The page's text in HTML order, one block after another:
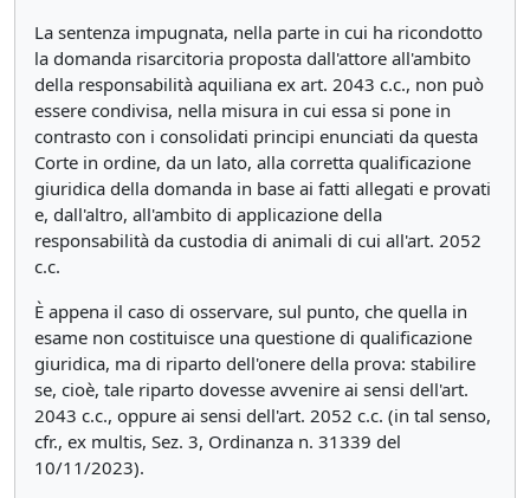
La sentenza impugnata, nella parte in cui ha ricondotto
la domanda risarcitoria proposta dall'attore all'ambito
della responsabilità aquiliana ex art. 2043 c.c., non può
essere condivisa, nella misura in cui essa si pone in
contrasto con i consolidati principi enunciati da questa
Corte in ordine, da un lato, alla corretta qualificazione
giuridica della domanda in base ai fatti allegati e provati
e, dall'altro, all'ambito di applicazione della
responsabilità da custodia di animali di cui all'art. 2052
c.c.
È appena il caso di osservare, sul punto, che quella in
esame non costituisce una questione di qualificazione
giuridica, ma di riparto dell'onere della prova: stabilire
se, cioè, tale riparto dovesse avvenire ai sensi dell'art.
2043 c.c., oppure ai sensi dell'art. 2052 c.c. (in tal senso,
cfr., ex multis, Sez. 3, Ordinanza n. 31339 del
10/11/2023).